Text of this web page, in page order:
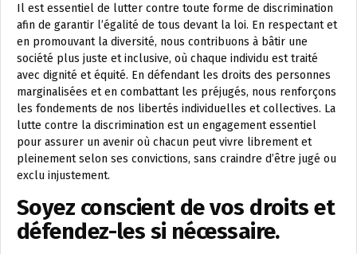
Il est essentiel de lutter contre toute forme de discrimination
afin de garantir l’égalité de tous devant la loi. En respectant et
en promouvant la diversité, nous contribuons à bâtir une
société plus juste et inclusive, où chaque individu est traité
avec dignité et équité. En défendant les droits des personnes
marginalisées et en combattant les préjugés, nous renforçons
les fondements de nos libertés individuelles et collectives. La
lutte contre la discrimination est un engagement essentiel
pour assurer un avenir où chacun peut vivre librement et
pleinement selon ses convictions, sans craindre d’être jugé ou
exclu injustement.
Soyez conscient de vos droits et
défendez-les si nécessaire.